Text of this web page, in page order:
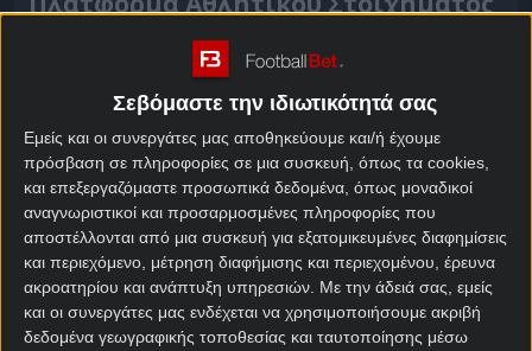
Σεβόμαστε την ιδιωτικότητά σας
Εμείς και οι συνεργάτες μας αποθηκεύουμε και/ή έχουμε
πρόσβαση σε πληροφορίες σε μια συσκευή, όπως τα cookies,
και επεξεργαζόμαστε προσωπικά δεδομένα, όπως μοναδικοί
αναγνωριστικοί και προσαρμοσμένες πληροφορίες που
αποστέλλονται από μια συσκευή για εξατομικευμένες διαφημίσεις
και περιεχόμενο, μέτρηση διαφήμισης και περιεχομένου, έρευνα
ακροατηρίου και ανάπτυξη υπηρεσιών. Με την άδειά σας, εμείς
και οι συνεργάτες μας ενδέχεται να χρησιμοποιήσουμε ακριβή
δεδομένα γεωγραφικής τοποθεσίας και ταυτοποίησης μέσω
Εθνική: Άλλαξαν οι αποδόσεις μετά
την ισοπαλία με Ισπανία
29/03/2021